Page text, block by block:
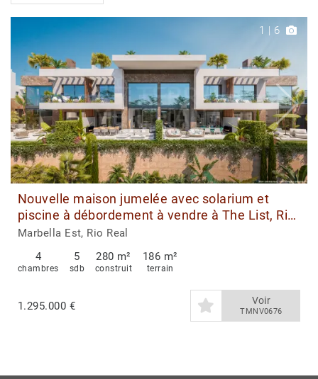
1 | 6
Nouvelle maison jumelée avec solarium et
piscine à débordement à vendre à The List, Rio
Real, Marbella Est
Marbella Est, Rio Real
4
chambres
5
sdb
280 m²
construit
186 m²
terrain
1.295.000 € Voir
TMNV0676